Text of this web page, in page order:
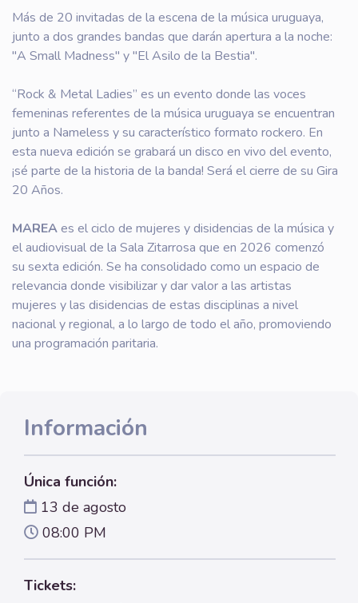
Más de 20 invitadas de la escena de la música uruguaya,
junto a dos grandes bandas que darán apertura a la noche:
"A Small Madness" y "El Asilo de la Bestia".
“Rock & Metal Ladies” es un evento donde las voces
femeninas referentes de la música uruguaya se encuentran
junto a Nameless y su característico formato rockero. En
esta nueva edición se grabará un disco en vivo del evento,
¡sé parte de la historia de la banda! Será el cierre de su Gira
20 Años.
MAREAes el ciclo de mujeres y disidencias de la música y
el audiovisual de la Sala Zitarrosa que en 2026 comenzó
su sexta edición. Se ha consolidado como un espacio de
relevancia donde visibilizar y dar valor a las artistas
mujeres y las disidencias de estas disciplinas a nivel
nacional y regional, a lo largo de todo el año, promoviendo
una programación paritaria.
Información
Única función:
13 de agosto
08:00 PM
Tickets: